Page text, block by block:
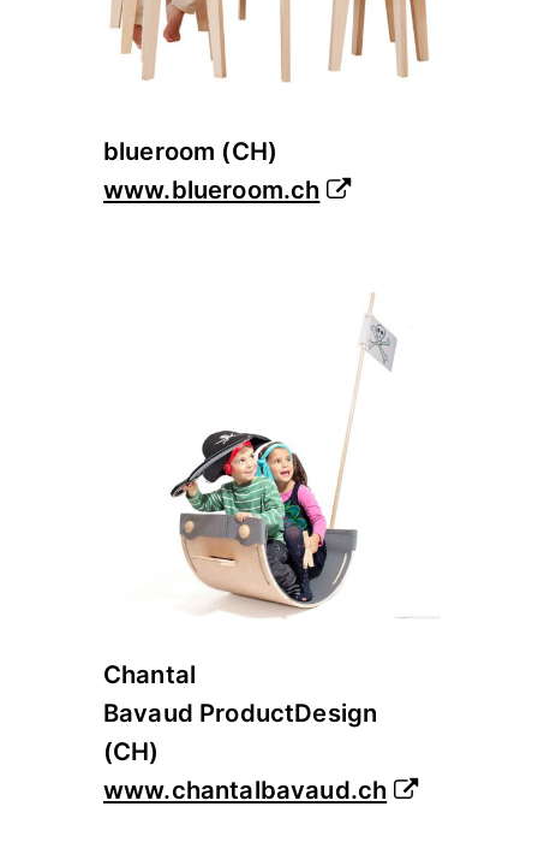
blueroom (CH)
www.blueroom.ch
Chantal
Bavaud ProductDesign
(CH)
www.chantalbavaud.ch